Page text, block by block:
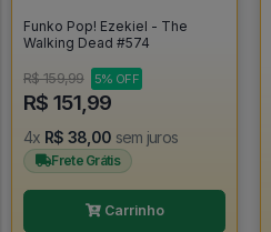
Funko Pop! Ezekiel - The
Walking Dead #574
R$ 159,99 5% OFF
R$ 151,99
4x R$ 38,00 sem juros
Frete Grátis
Carrinho